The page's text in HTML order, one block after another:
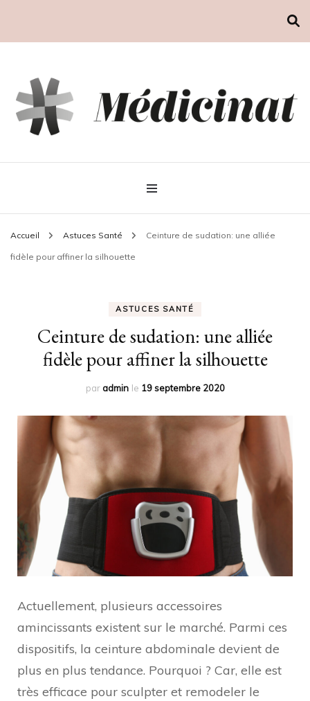
Médicinat
Accueil Astuces Santé Ceinture de sudation: une alliée
fidèle pour affiner la silhouette
ASTUCES SANTÉ
Ceinture de sudation: une alliée
fidèle pour affiner la silhouette
paradmin le 19 septembre 2020
Actuellement, plusieurs accessoires
amincissants existent sur le marché. Parmi ces
dispositifs, la ceinture abdominale devient de
plus en plus tendance. Pourquoi ? Car, elle est
très efficace pour sculpter et remodeler le